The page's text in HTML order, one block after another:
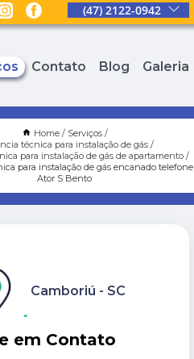
(47) 2122-0942
Contato Blog Galeria
Home
Serviços
técnica para instalação de gás
para instalação de gás de apartamento
para instalação de gás encanado telefone
Ator S Bento
em Contato
Camboriú - SC